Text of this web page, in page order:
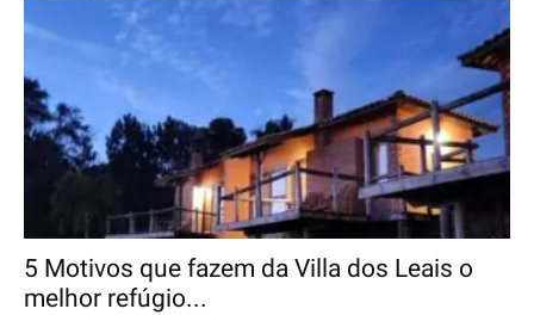
5 Motivos que fazem da Villa dos Leais o
melhor refúgio...